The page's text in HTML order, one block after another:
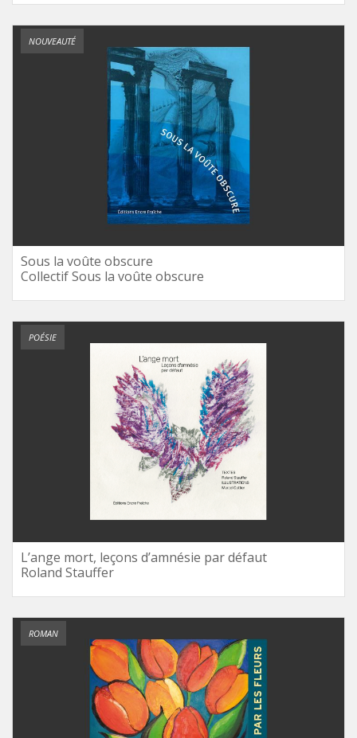
NOUVEAUTÉ
Sous la voûte obscure
Collectif Sous la voûte obscure
POÉSIE
L’ange mort, leçons d’amnésie par défaut
Roland Stauffer
ROMAN